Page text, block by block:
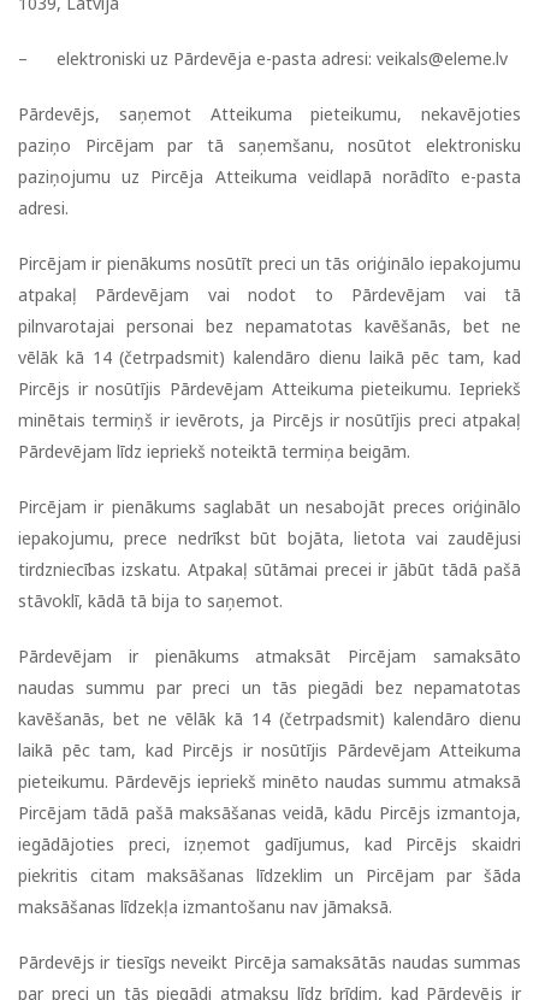
– elektroniski uz Pārdevēja e-pasta adresi: veikals@eleme.lv
Pārdevējs, saņemot Atteikuma pieteikumu, nekavējoties
paziņo Pircējam par tā saņemšanu, nosūtot elektronisku
paziņojumu uz Pircēja Atteikuma veidlapā norādīto e-pasta
adresi.
Pircējam ir pienākums nosūtīt preci un tās oriģinālo iepakojumu
atpakaļ Pārdevējam vai nodot to Pārdevējam vai tā
pilnvarotajai personai bez nepamatotas kavēšanās, bet ne
vēlāk kā 14 (četrpadsmit) kalendāro dienu laikā pēc tam, kad
Pircējs ir nosūtījis Pārdevējam Atteikuma pieteikumu. Iepriekš
minētais termiņš ir ievērots, ja Pircējs ir nosūtījis preci atpakaļ
Pārdevējam līdz iepriekš noteiktā termiņa beigām.
Pircējam ir pienākums saglabāt un nesabojāt preces oriģinālo
iepakojumu, prece nedrīkst būt bojāta, lietota vai zaudējusi
tirdzniecības izskatu. Atpakaļ sūtāmai precei ir jābūt tādā pašā
stāvoklī, kādā tā bija to saņemot.
Pārdevējam ir pienākums atmaksāt Pircējam samaksāto
naudas summu par preci un tās piegādi bez nepamatotas
kavēšanās, bet ne vēlāk kā 14 (četrpadsmit) kalendāro dienu
laikā pēc tam, kad Pircējs ir nosūtījis Pārdevējam Atteikuma
pieteikumu. Pārdevējs iepriekš minēto naudas summu atmaksā
Pircējam tādā pašā maksāšanas veidā, kādu Pircējs izmantoja,
iegādājoties preci, izņemot gadījumus, kad Pircējs skaidri
piekritis citam maksāšanas līdzeklim un Pircējam par šāda
maksāšanas līdzekļa izmantošanu nav jāmaksā.
Pārdevējs ir tiesīgs neveikt Pircēja samaksātās naudas summas
par preci un tās piegādi atmaksu līdz brīdim, kad Pārdevējs ir